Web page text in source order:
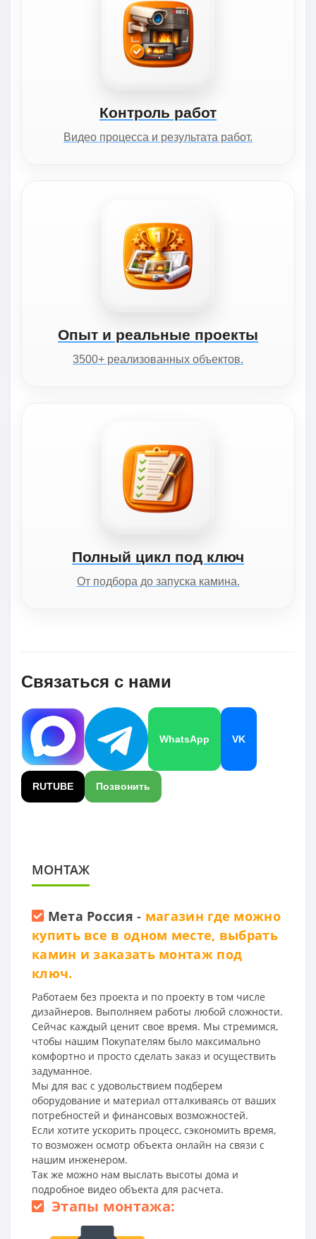
Контроль работ
Видео процесса и результата работ.
Опыт и реальные проекты
3500+ реализованных объектов.
Полный цикл под ключ
От подбора до запуска камина.
Связаться с нами
WhatsApp VK
RUTUBE Позвонить
МОНТАЖ
Мета Россия - магазин где можно
купить все в одном месте, выбрать
камин и заказать монтаж под
ключ.
Работаем без проекта и по проекту в том числе
дизайнеров. Выполняем работы любой сложности.
Сейчас каждый ценит свое время. Мы стремимся,
чтобы нашим Покупателям было максимально
комфортно и просто сделать заказ и осуществить
задуманное.
Мы для вас с удовольствием подберем
оборудование и материал отталкиваясь от ваших
потребностей и финансовых возможностей.
Если хотите ускорить процесс, сэкономить время,
то возможен осмотр объекта онлайн на связи с
нашим инженером.
Так же можно нам выслать высоты дома и
подробное видео объекта для расчета.
Этапы монтажа: